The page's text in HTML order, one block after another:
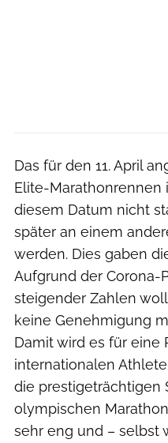
Das für den 11. April
Elite-Marathonrennen
diesem Datum nicht
später an einem
werden. Dies gaben
Aufgrund der Corona-
steigender Zahlen
keine Genehmigung
Damit wird es für eine
internationalen
die prestigeträchtigen
olympischen
sehr eng und – selbst